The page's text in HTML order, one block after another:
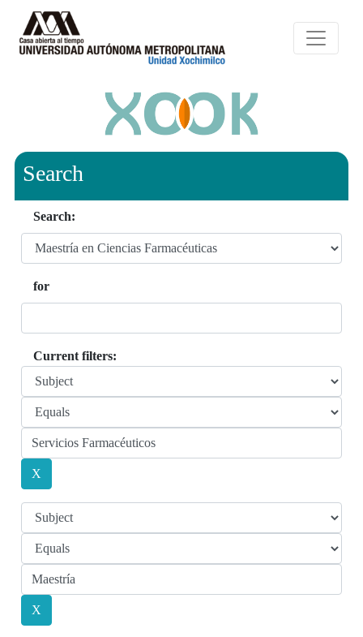
Search
Search:
for
Current filters: